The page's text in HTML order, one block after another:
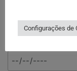
Configurações de